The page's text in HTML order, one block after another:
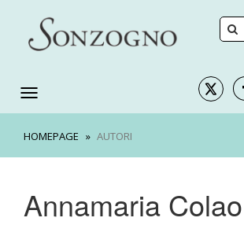
HOMEPAGE AUTORI
Annamaria Colao